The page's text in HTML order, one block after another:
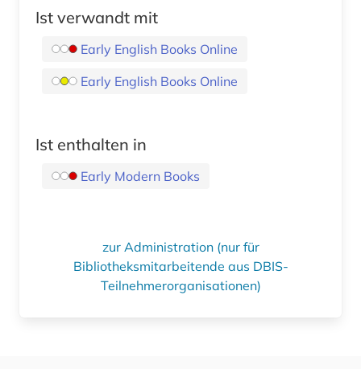
Ist verwandt mit
Early English Books Online
Early English Books Online
Ist enthalten in
Early Modern Books
zur Administration (nur für
Bibliotheksmitarbeitende aus DBIS-
Teilnehmerorganisationen)